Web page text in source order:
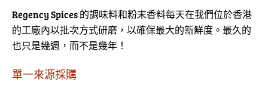
Regency Spices 的調味料和粉末香料每天在我們位於香港
的工廠內以批次方式研磨，以確保最大的新鮮度。最久的
也只是幾週，而不是幾年！
單一來源採購